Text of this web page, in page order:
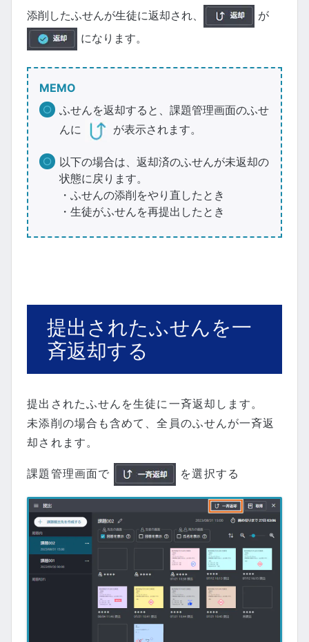
添削したふせんが生徒に返却され、
が
になります。
MEMO
ふせんを返却すると、課題管理画面のふせ
んに
が表示されます。
以下の場合は、返却済のふせんが未返却の
状態に戻ります。
・ふせんの添削をやり直したとき
・生徒がふせんを再提出したとき
提出されたふせんを一
斉返却する
提出されたふせんを生徒に一斉返却します。
未添削の場合も含めて、全員のふせんが一斉返
却されます。
課題管理画面で を選択する